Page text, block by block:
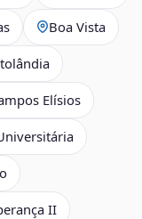
Boa Vista
Elísios
II